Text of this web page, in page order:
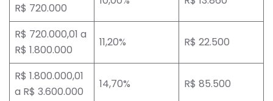
R$ 720.000
R$ 720.000,01 a
R$ 1.800.000
11,20% R$ 22.500
R$ 1.800.000,01
a R$ 3.600.000
14,70% R$ 85.500